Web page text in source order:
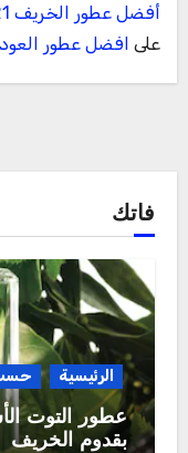
أفضل عطور الخريف 21 عطرًا خريفيًا لإطراءات لا حصر لها
على افضل عطور العود
فاتك
الرئيسية
بقدوم الخريف